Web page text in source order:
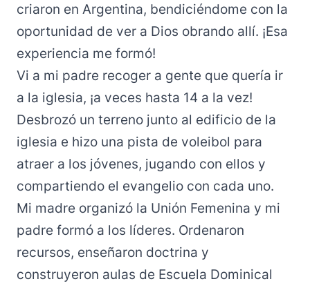
criaron en Argentina, bendiciéndome con la
oportunidad de ver a Dios obrando allí. ¡Esa
experiencia me formó!
Vi a mi padre recoger a gente que quería ir
a la iglesia, ¡a veces hasta 14 a la vez!
Desbrozó un terreno junto al edificio de la
iglesia e hizo una pista de voleibol para
atraer a los jóvenes, jugando con ellos y
compartiendo el evangelio con cada uno.
Mi madre organizó la Unión Femenina y mi
padre formó a los líderes. Ordenaron
recursos, enseñaron doctrina y
construyeron aulas de Escuela Dominical